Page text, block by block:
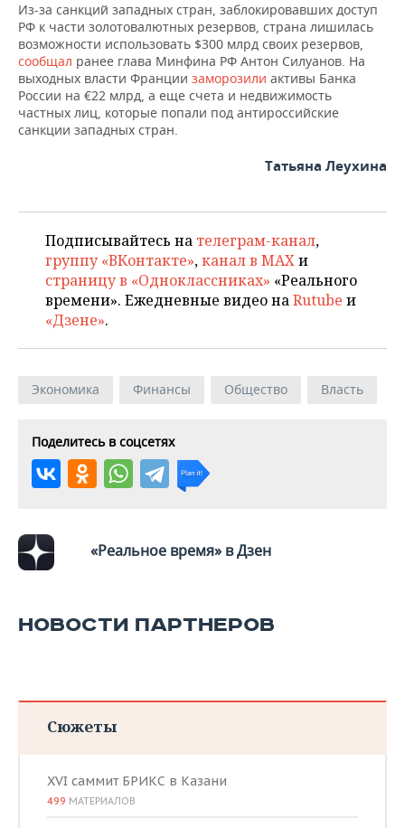
Из-за санкций западных стран, заблокировавших доступ
РФ к части золотовалютных резервов, страна лишилась
возможности использовать $300 млрд своих резервов,
сообщал ранее глава Минфина РФ Антон Силуанов. На
выходных власти Франции заморозили активы Банка
России на €22 млрд, а еще счета и недвижимость
частных лиц, которые попали под антироссийские
санкции западных стран.
Татьяна Леухина
Подписывайтесь на телеграм-канал,
группу «ВКонтакте»,канал в MAXи
страницу в «Одноклассниках» «Реального
времени». Ежедневные видео наRutube и
«Дзене».
Экономика Финансы Общество Власть
Поделитесь в соцсетях
«Реальное время» в Дзен
НОВОСТИ ПАРТНЕРОВ
Сюжеты
XVI саммит БРИКС в Казани
499 МАТЕРИАЛОВ